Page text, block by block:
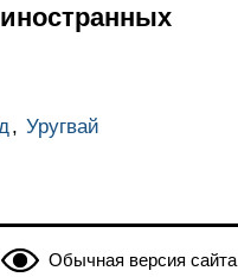
, Уругвай
Обычная версия сайта